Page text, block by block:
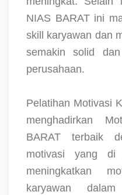
NIAS BARAT ini
skill karyawan dan
semakin solid
perusahaan.
Pelatihan Motivasi
menghadirkan
BARAT terbaik
motivasi yang di
meningkatkan
karyawan